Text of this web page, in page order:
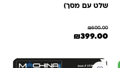
שלט עם מסך)
₪600.00
המחיר המקורי היה: ₪600.00.
₪399.00
מבצע